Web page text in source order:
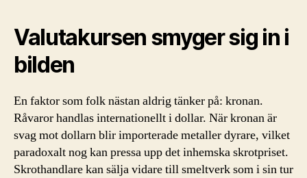
Valutakursen smyger sig in i
bilden
En faktor som folk nästan aldrig tänker på: kronan.
Råvaror handlas internationellt i dollar. När kronan är
svag mot dollarn blir importerade metaller dyrare, vilket
paradoxalt nog kan pressa upp det inhemska skrotpriset.
Skrothandlare kan sälja vidare till smeltverk som i sin tur